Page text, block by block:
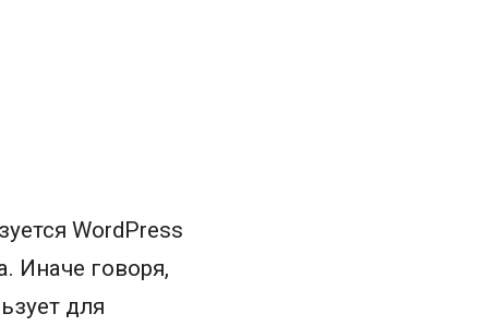
WordPress
Иначе говоря,
для